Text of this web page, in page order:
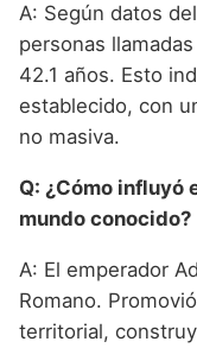
A: Según datos
personas
42.1 años. Esto
establecido, con
no masiva.
Q: ¿Cómo influyó
mundo conocido?
A: El emperador
Romano.
territorial,